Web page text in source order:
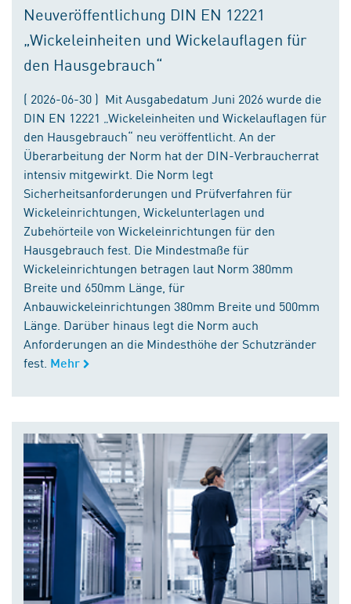
Neuveröffentlichung DIN EN 12221
„Wickeleinheiten und Wickelauflagen für
den Hausgebrauch“
( 2026-06-30 ) Mit Ausgabedatum Juni 2026 wurde die
DIN EN 12221 „Wickeleinheiten und Wickelauflagen für
den Hausgebrauch“ neu veröffentlicht. An der
Überarbeitung der Norm hat der DIN-Verbraucherrat
intensiv mitgewirkt. Die Norm legt
Sicherheitsanforderungen und Prüfverfahren für
Wickeleinrichtungen, Wickelunterlagen und
Zubehörteile von Wickeleinrichtungen für den
Hausgebrauch fest. Die Mindestmaße für
Wickeleinrichtungen betragen laut Norm 380mm
Breite und 650mm Länge, für
Anbauwickeleinrichtungen 380mm Breite und 500mm
Länge. Darüber hinaus legt die Norm auch
Anforderungen an die Mindesthöhe der Schutzränder
fest. Mehr